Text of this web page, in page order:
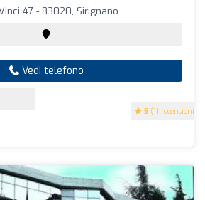
5 (11 recensioni)
47 - 83020, Sirignano
Vedi telefono